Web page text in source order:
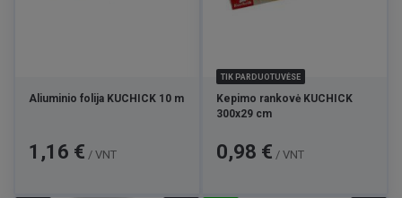
Aliuminio folija KUCHICK 10 m
Kaina
1,16 € / VNT
TIK PARDUOTUVĖSE
Kepimo rankovė KUCHICK
300x29 cm
Kaina
0,98 € / VNT